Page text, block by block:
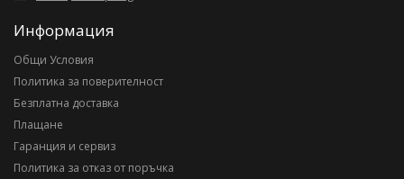
Информация
Общи Условия
Политика за поверителност
Безплатна доставка
Плащане
Гаранция и сервиз
Политика за отказ от поръчка